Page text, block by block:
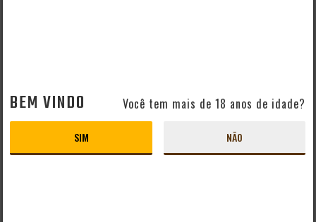
BEM VINDO Você tem mais de 18 anos de idade?
SIM NÃO